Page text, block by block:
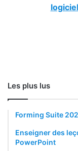
Les plus lus
Forming Suite
Enseigner des
PowerPoint